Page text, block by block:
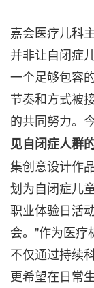
嘉会医疗儿科
并非让自闭症
一个足够包容
节奏和方式被
的共同努力。
见自闭症人群
集创意设计作
划为自闭症儿
职业体验日活
会。"作为医疗
不仅通过持续
更希望在日常